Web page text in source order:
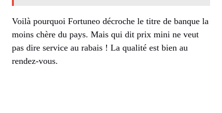
Voilà pourquoi Fortuneo décroche le titre de banque la
moins chère du pays. Mais qui dit prix mini ne veut
pas dire service au rabais ! La qualité est bien au
rendez-vous.